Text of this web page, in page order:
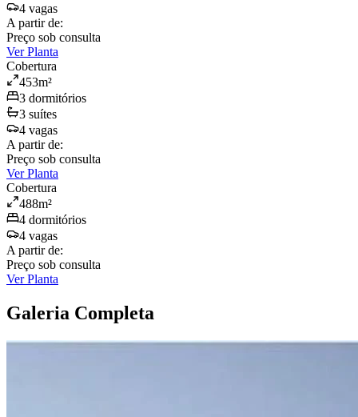
4 vagas
A partir de:
Preço sob consulta
Ver Planta
Cobertura
453m²
3 dormitórios
3 suítes
4 vagas
A partir de:
Preço sob consulta
Ver Planta
Cobertura
488m²
4 dormitórios
4 vagas
A partir de:
Preço sob consulta
Ver Planta
Galeria Completa